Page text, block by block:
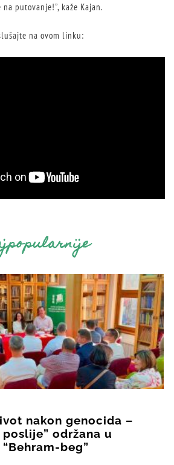
na putovanje!”, kaže Kajan.
na ovom linku:
nakon genocida –
održana u
beg”